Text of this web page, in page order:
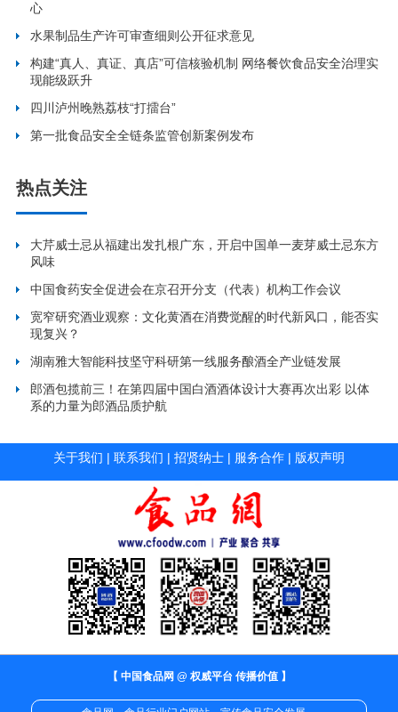
心
水果制品生产许可审查细则公开征求意见
构建“真人、真证、真店”可信核验机制 网络餐饮食品安全治理实
现能级跃升
四川泸州晚熟荔枝“打擂台”
第一批食品安全全链条监管创新案例发布
热点关注
大芹威士忌从福建出发扎根广东，开启中国单一麦芽威士忌东方
风味
中国食药安全促进会在京召开分支（代表）机构工作会议
宽窄研究酒业观察：文化黄酒在消费觉醒的时代新风口，能否实
现复兴？
湖南雅大智能科技坚守科研第一线服务酿酒全产业链发展
郎酒包揽前三！在第四届中国白酒酒体设计大赛再次出彩 以体
系的力量为郎酒品质护航
关于我们 | 联系我们 | 招贤纳士 | 服务合作 | 版权声明
【 中国食品网 @ 权威平台 传播价值 】